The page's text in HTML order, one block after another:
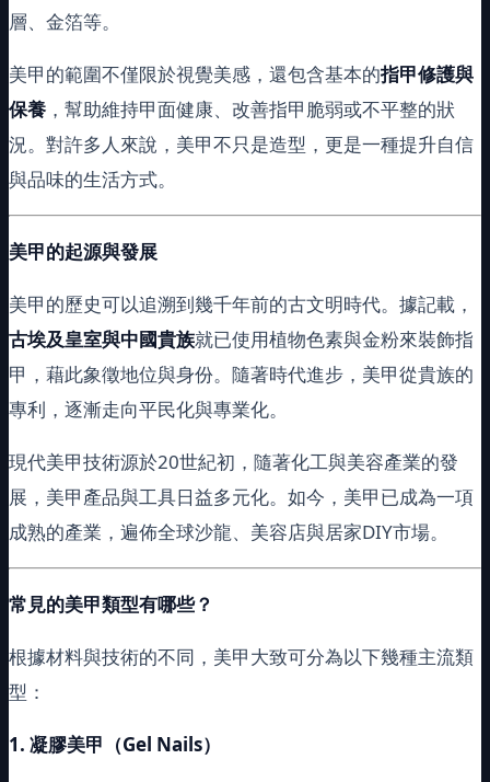
層、金箔等。
美甲的範圍不僅限於視覺美感，還包含基本的指甲修護與
保養 ，幫助維持甲面健康、改善指甲脆弱或不平整的狀
況。對許多人來說，美甲不只是造型，更是一種提升自信
與品味的生活方式。
美甲的起源與發展
美甲的歷史可以追溯到幾千年前的古文明時代。據記載，
古埃及皇室與中國貴族就已使用植物色素與金粉來裝飾指
甲，藉此象徵地位與身份。隨著時代進步，美甲從貴族的
專利，逐漸走向平民化與專業化。
現代美甲技術源於20世紀初，隨著化工與美容產業的發
展，美甲產品與工具日益多元化。如今，美甲已成為一項
成熟的產業，遍佈全球沙龍、美容店與居家DIY市場。
常見的美甲類型有哪些？
根據材料與技術的不同，美甲大致可分為以下幾種主流類
型：
1. 凝膠美甲（Gel Nails）